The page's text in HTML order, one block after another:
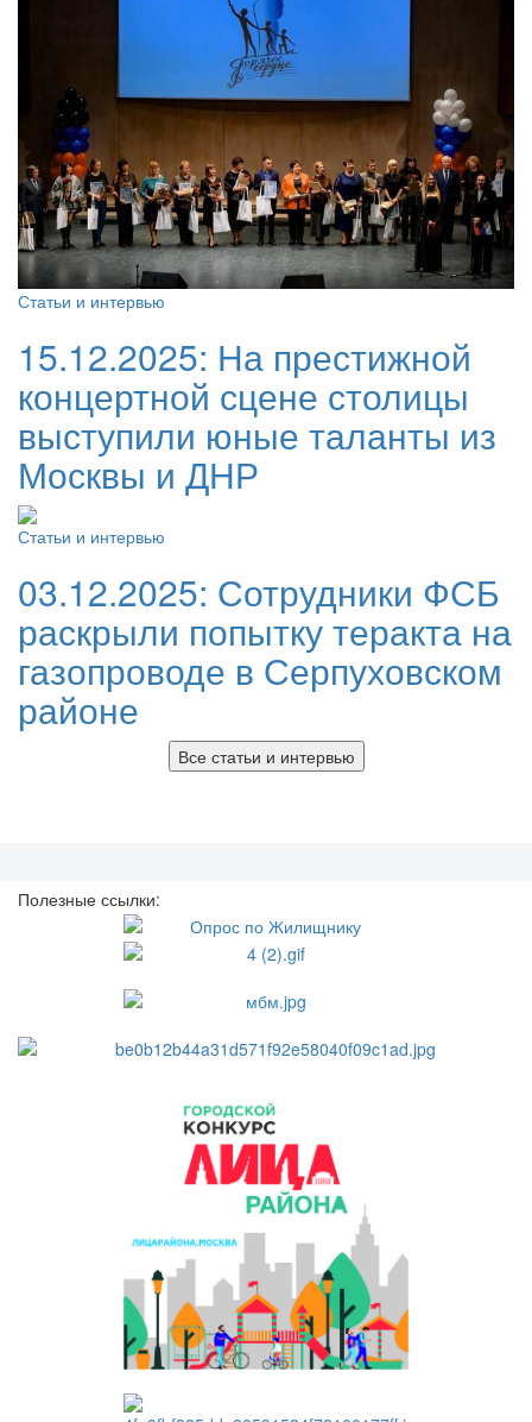
Статьи и интервью
15.12.2025: На престижной
концертной сцене столицы
выступили юные таланты из
Москвы и ДНР
Статьи и интервью
03.12.2025: Сотрудники ФСБ
раскрыли попытку теракта на
газопроводе в Серпуховском
районе
Все статьи и интервью
Полезные ссылки: